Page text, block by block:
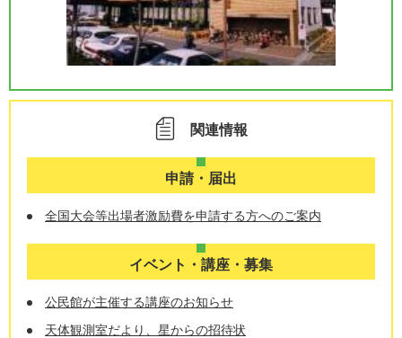
関連情報
申請・届出
全国大会等出場者激励費を申請する方へのご案内
イベント・講座・募集
公民館が主催する講座のお知らせ
天体観測室だより、星からの招待状